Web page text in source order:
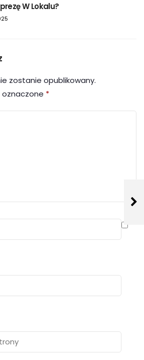
W Lokalu?
zostanie opublikowany.
*